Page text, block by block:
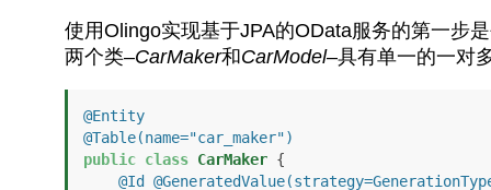
使用Olingo实现基于JPA的OData服务的第一步
两个类–CarMaker和CarModel–具有单一的一对
@Entity
@Table(name="car_maker")
public class CarMaker {
@Id